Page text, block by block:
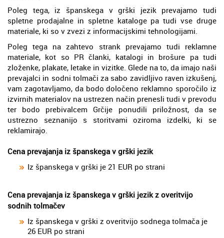
Poleg tega, iz španskega v grški jezik prevajamo tudi
spletne prodajalne in spletne kataloge pa tudi vse druge
materiale, ki so v zvezi z informacijskimi tehnologijami.
Poleg tega na zahtevo strank prevajamo tudi reklamne
materiale, kot so PR članki, katalogi in brošure pa tudi
zloženke, plakate, letake in vizitke. Glede na to, da imajo naši
prevajalci in sodni tolmači za sabo zavidljivo raven izkušenj,
vam zagotavljamo, da bodo določeno reklamno sporočilo iz
izvirnih materialov na ustrezen način prenesli tudi v prevodu
ter bodo prebivalcem Grčije ponudili priložnost, da se
ustrezno seznanijo s storitvami oziroma izdelki, ki se
reklamirajo.
Cena prevajanja iz španskega v grški jezik
Iz španskega v grški je 21 EUR po strani
Cena prevajanja iz španskega v grški jezik z overitvijo
sodnih tolmačev
Iz španskega v grški z overitvijo sodnega tolmača je
26 EUR po strani